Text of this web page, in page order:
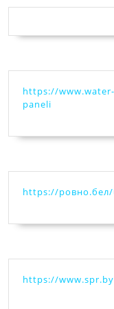
https://
paneli
https://
https://www.spr.by